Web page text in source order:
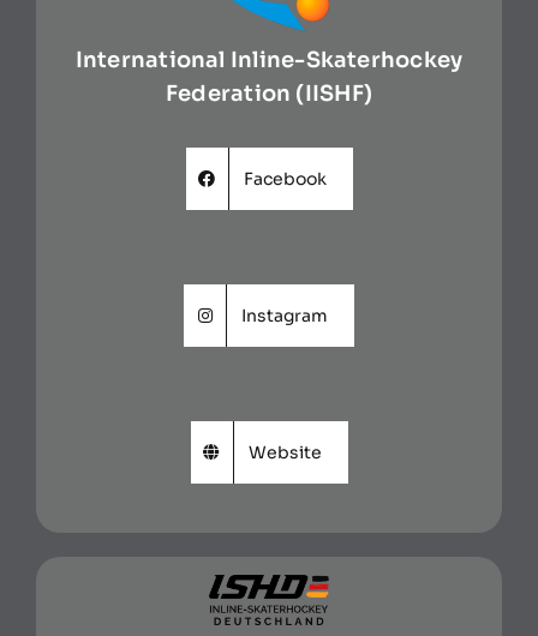
International Inline-Skaterhockey
Federation (IISHF)
Facebook
Instagram
Website